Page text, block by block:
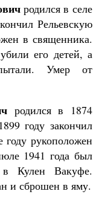
родился в селе
Рельевскую
в священника.
его детей, а
Умер от
родился в 1874
году закончил
рукоположен
1941 года был
Кулен Вакуфе.
и сброшен в яму.